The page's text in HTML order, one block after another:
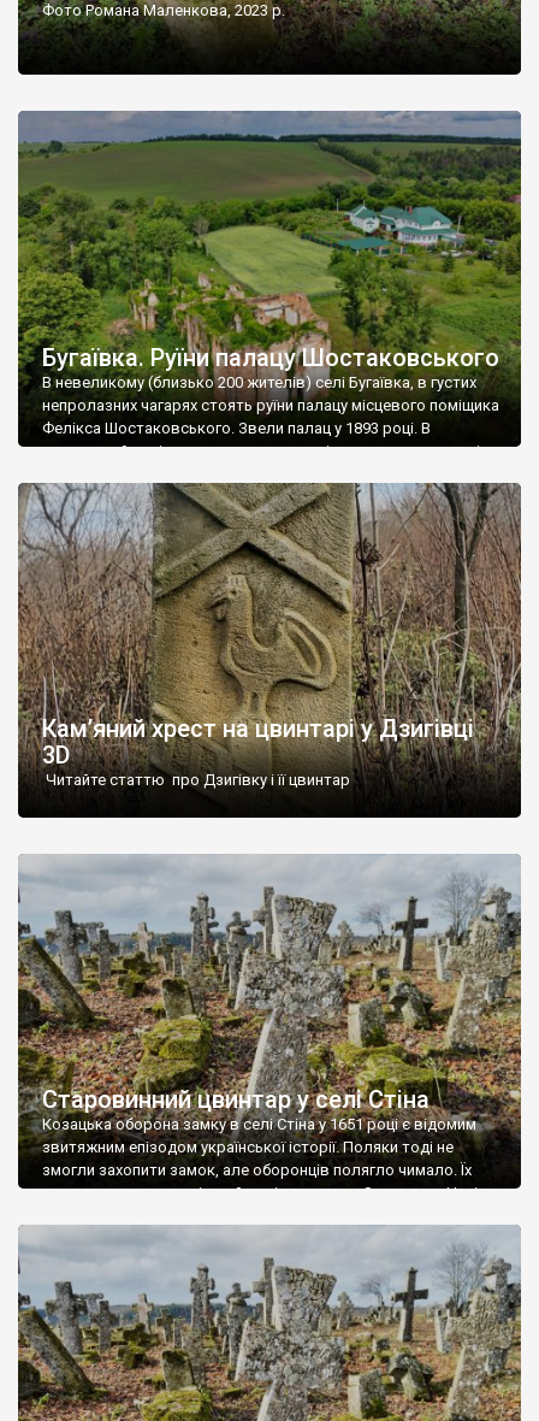
Фото Романа Маленкова, 2023 р.
Бугаївка. Руїни палацу Шостаковського
В невеликому (близько 200 жителів) селі Бугаївка, в густих
непролазних чагарях стоять руїни палацу місцевого поміщика
Фелікса Шостаковського. Звели палац у 1893 році. В
радянський період у ньому спочатку містилася школа, потім
століття тут розмістили туберкульозну лікарню. Коли із
палацу виїхала лікарня – ми точно не […]
Кам’яний хрест на цвинтарі у Дзигівці
3D
Читайте статтю про Дзигівку і її цвинтар
Старовинний цвинтар у селі Стіна
Козацька оборона замку в селі Стіна у 1651 році є відомим
звитяжним епізодом української історії. Поляки тоді не
змогли захопити замок, але оборонців полягло чимало. Їх
поховали на цвинтарі, який тоді називався Замковим. Нині на
ньому чимало хрестів 19 століття, є такі, де епітафії стер […]